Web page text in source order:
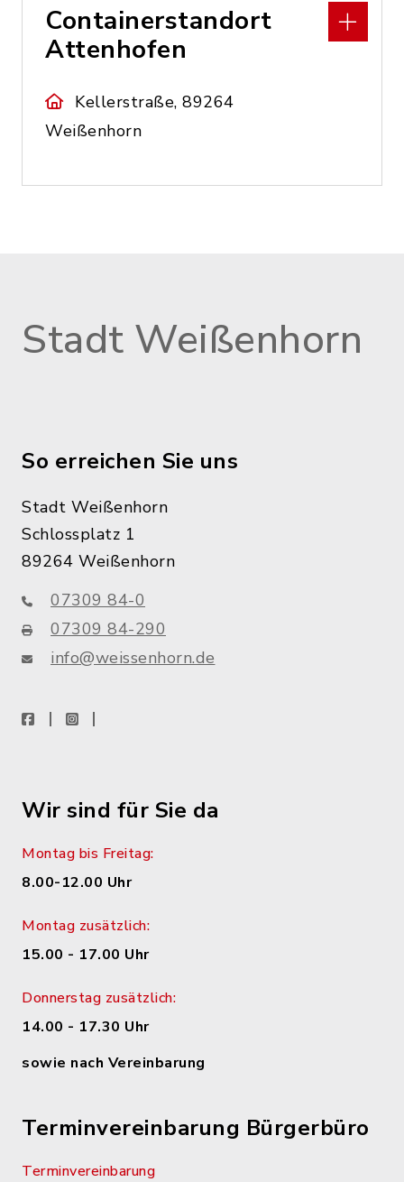
Containerstandort
Attenhofen
Kellerstraße, 89264
Weißenhorn
Stadt Weißenhorn
So erreichen Sie uns
Stadt Weißenhorn
Schlossplatz 1
89264 Weißenhorn
07309 84-0
07309 84-290
info@weissenhorn.de
facebookinstagram
Wir sind für Sie da
Montag bis Freitag:
8.00-12.00 Uhr
Montag zusätzlich:
15.00 - 17.00 Uhr
Donnerstag zusätzlich:
14.00 - 17.30 Uhr
sowie nach Vereinbarung
Terminvereinbarung Bürgerbüro
Terminvereinbarung